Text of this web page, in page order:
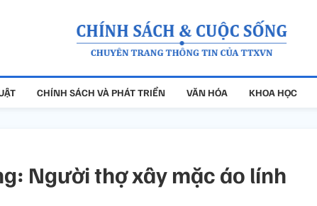
CHÍNH SÁCH VÀ PHÁT TRIỂN VĂN HÓA KHOA HỌC
Người thợ xây mặc áo lính